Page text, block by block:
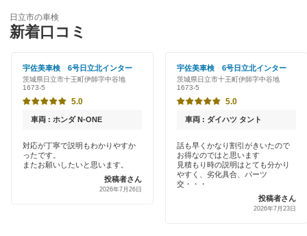
稲敷市
牛久市
小美玉市
笠間市
鹿嶋市
かすみがうら市
特典あり
早割りあり
代車あり
オートバックス
中部自動車販売（チューブ＆BCN）
出光リテール車検
宇佐美車検
車検のコバック
日立市の車検
新着口コミ
宇佐美車検 6号日立北インター
茨城県日立市十王町伊師字中谷地
1673-5
5.0
車両 : ホンダ N-ONE
対応が丁寧で説明もわかりやすか
ったです。
またお願いしたいと思います。
投稿者さん
2026年7月26日
宇佐美車検 6号日立北インター
茨城県日立市十王町伊師字中谷地
1673-5
5.0
車両 : ダイハツ タント
話も早くかなり割引がきいたので
お得なのではと思います
見積もり時の説明はとても分かり
やすく、劣化具合、パーツ
交・・・
投稿者さん
2026年7月23日